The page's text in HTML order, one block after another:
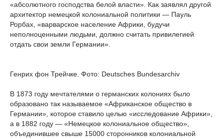
«абсолютного господства белой власти». Как заявлял другой
архитектор немецкой колониальной политики — Пауль
Рорбах, «варварское население Африки, будучи
неполноценными людьми, должно считать привилегией
отдать свои земли Германии».
Генрих фон Трейчке. Фото: Deutsches Bundesarchiv
В 1873 году мечтателями о германских колониях было
образовано так называемое «Африканское общество в
Германии», которое ставило целью «исследование Африки»,
а в 1882 году — «Немецкое колониальное общество»,
объединившее свыше 15000 сторонников колониальной